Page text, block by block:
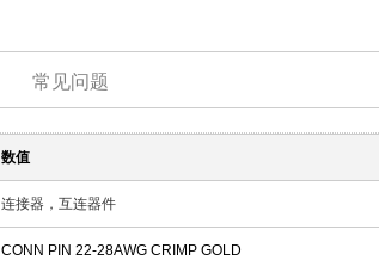
常见问题
数值
连接器，互连器件
CONN PIN 22-28AWG CRIMP GOLD